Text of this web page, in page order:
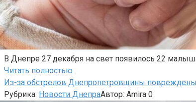
В Днепре 27 декабря на свет появилось 22
Читать полностью
Из-за обстрелов Днепропетровщины
Рубрика: Новости ДнепраАвтор: Amira 0